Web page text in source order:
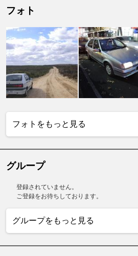
フォト
フォトをもっと見る
グループ
登録されていません。
ご登録をお待ちしております。
グループをもっと見る